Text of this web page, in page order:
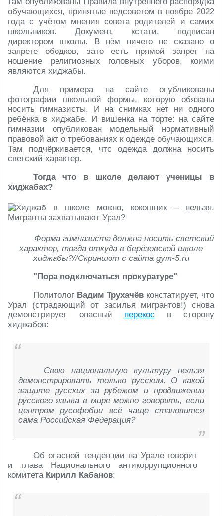
обучающихся, принятые педсоветом в ноябре 2022
года с учётом мнения совета родителей и самих
школьников. Документ, кстати, подписан
директором школы. В нём ничего не сказано о
запрете ободков, зато есть прямой запрет на
ношение религиозных головных уборов, коими
являются хиджабы.
Для примера на сайте опубликованы
фотографии школьной формы, которую обязаны
носить гимназисты. И на снимках нет ни одного
ребёнка в хиджабе. И вишенка на торте: на сайте
гимназии опубликован модельный нормативный
правовой акт о требованиях к одежде обучающихся.
Там подчёркивается, что одежда должна носить
светский характер.
Тогда что в школе делают ученицы в
хиджабах?
Форма гимназиста должна носить светский
характер, тогда откуда в берёзовской школе
хиджабы?//Скриншот с сайта gym-5.ru
"Пора подключаться прокуратуре"
Политолог Вадим Трухачёв констатирует, что
Урал (страдающий от засилья мигрантов!) снова
демонстрирует опасный перекос в сторону
хиджабов:
Свою национальную культуру нельзя
демонстрировать только русским. О какой
защите русских за рубежом и продвижении
русского языка в мире можно говорить, если
центром русофобии всё чаще становится
сама Российская Федерация?
Об опасной тенденции на Урале говорит
и глава Национального антикоррупционного
комитета Кирилл Кабанов: